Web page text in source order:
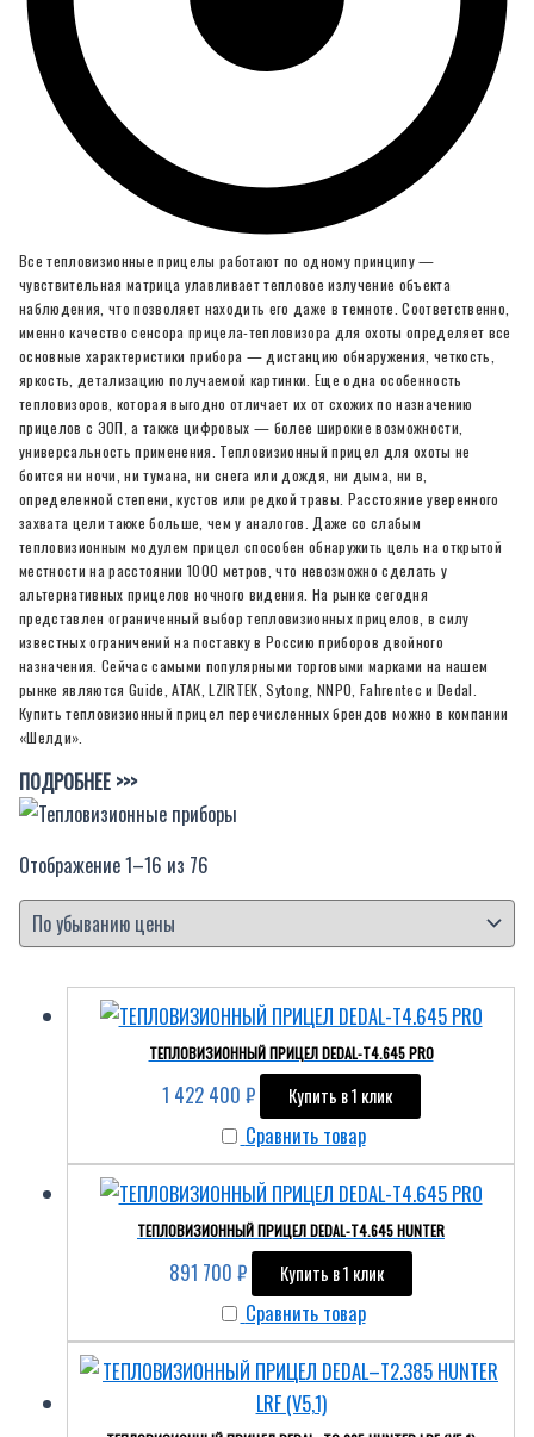
Все тепловизионные прицелы работают по одному принципу —
чувствительная матрица улавливает тепловое излучение объекта
наблюдения, что позволяет находить его даже в темноте. Соответственно,
именно качество сенсора прицела-тепловизора для охоты определяет все
основные характеристики прибора — дистанцию обнаружения, четкость,
яркость, детализацию получаемой картинки. Еще одна особенность
тепловизоров, которая выгодно отличает их от схожих по назначению
прицелов с ЭОП, а также цифровых — более широкие возможности,
универсальность применения. Тепловизионный прицел для охоты не
боится ни ночи, ни тумана, ни снега или дождя, ни дыма, ни в,
определенной степени, кустов или редкой травы. Расстояние уверенного
захвата цели также больше, чем у аналогов. Даже со слабым
тепловизионным модулем прицел способен обнаружить цель на открытой
местности на расстоянии 1000 метров, что невозможно сделать у
альтернативных прицелов ночного видения. На рынке сегодня
представлен ограниченный выбор тепловизионных прицелов, в силу
известных ограничений на поставку в Россию приборов двойного
назначения. Сейчас самыми популярными торговыми марками на нашем
рынке являются Guide, АТАК, LZIRTEK, Sytong, NNPO, Fahrentec и Dedal.
Купить тепловизионный прицел перечисленных брендов можно в компании
«Шелди».
ПОДРОБНЕЕ >>>
Отображение 1–16 из 76
ТЕПЛОВИЗИОННЫЙ ПРИЦЕЛ DEDAL-T4.645 PRO
1 422 400 ₽ Купить в 1 клик
Сравнить товар
ТЕПЛОВИЗИОННЫЙ ПРИЦЕЛ DEDAL-T4.645 HUNTER
891 700 ₽ Купить в 1 клик
Сравнить товар